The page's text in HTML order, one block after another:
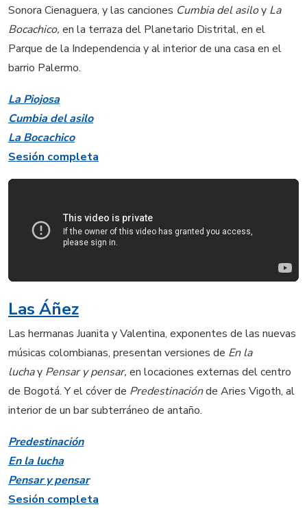
Sonora Cienaguera, y las canciones Cumbia del asiloy La
Bocachico, en la terraza del Planetario Distrital, en el
Parque de la Independencia y al interior de una casa en el
barrio Palermo.
La Piojosa
Cumbia del asilo
La Bocachico
Sesión completa
Las Áñez
Las hermanas Juanita y Valentina, exponentes de las nuevas
músicas colombianas, presentan versiones de En la
luchay Pensar y pensar, en locaciones externas del centro
de Bogotá. Y el cóver de Predestinaciónde Aries Vigoth, al
interior de un bar subterráneo de antaño.
Predestinación
En la lucha
Pensar y pensar
Sesión completa